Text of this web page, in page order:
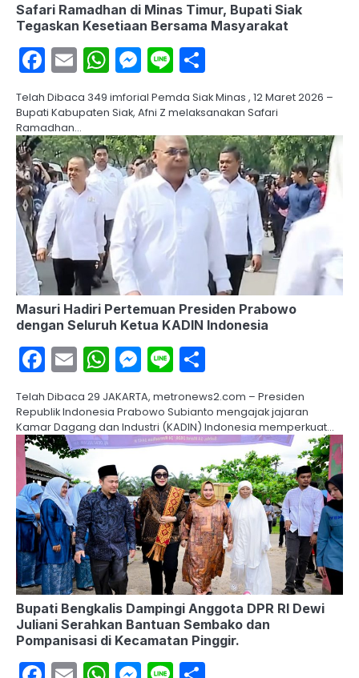
Safari Ramadhan di Minas Timur, Bupati Siak
Tegaskan Kesetiaan Bersama Masyarakat
Facebook
EmailWhatsApp
Messenger
Line
Telah Dibaca 349 imforial Pemda Siak Minas , 12 Maret 2026 –
Bupati Kabupaten Siak, Afni Z melaksanakan Safari
Ramadhan…
Masuri Hadiri Pertemuan Presiden Prabowo
dengan Seluruh Ketua KADIN Indonesia
Facebook
EmailWhatsApp
Messenger
Line
Telah Dibaca 29 JAKARTA, metronews2.com – Presiden
Republik Indonesia Prabowo Subianto mengajak jajaran
Kamar Dagang dan Industri (KADIN) Indonesia memperkuat…
Bupati Bengkalis Dampingi Anggota DPR RI Dewi
Juliani Serahkan Bantuan Sembako dan
Pompanisasi di Kecamatan Pinggir.